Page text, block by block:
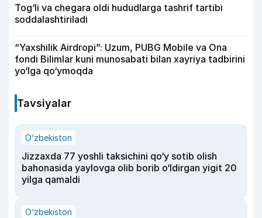
Tog‘li va chegara oldi hududlarga tashrif tartibi
soddalashtiriladi
“Yaxshilik Airdropi”: Uzum, PUBG Mobile va Ona
fondi Bilimlar kuni munosabati bilan xayriya tadbirini
yo‘lga qo‘ymoqda
Tavsiyalar
O‘zbekiston
Jizzaxda 77 yoshli taksichini qo‘y sotib olish
bahonasida yaylovga olib borib o‘ldirgan yigit 20
yilga qamaldi
O‘zbekiston